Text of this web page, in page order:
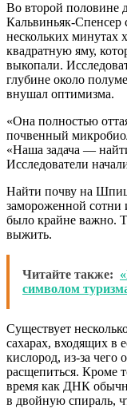
Во второй половине
Кальвиньяк-Спенсер
нескольких минутах
квадратную яму,
выкопали.
глубине около
внушал оптимизма.
«Она полностью
почвенный
«Наша задача —
Исследователи
Найти почву на
замороженной сотни
было крайне важно.
выжить.
Читайте также:
символом
Существует
сахарах, входящих в
кислород, из-за чего
расщепиться. Кроме
время как ДНК
в двойную спираль,